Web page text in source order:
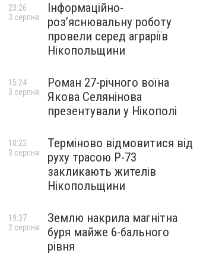
Інформаційно-
роз’яснювальну роботу
провели серед аграріїв
Нікопольщини
23:26
3 серпня
Роман 27-річного воїна
Якова Селянінова
презентували у Нікополі
15:24
3 серпня
Терміново відмовитися від
руху трасою Р-73
закликають жителів
Нікопольщини
10:22
3 серпня
Землю накрила магнітна
буря майже 6-бального
рівня
19:37
2 серпня